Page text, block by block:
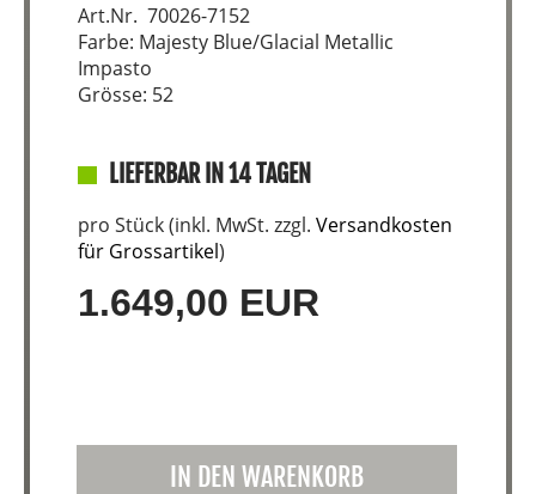
Art.Nr. 70026-7152
Farbe: Majesty Blue/Glacial Metallic
Impasto
Grösse: 52
LIEFERBAR IN 14 TAGEN
pro Stück (inkl. MwSt. zzgl. Versandkosten
für Grossartikel)
1.649,00 EUR
IN DEN WARENKORB